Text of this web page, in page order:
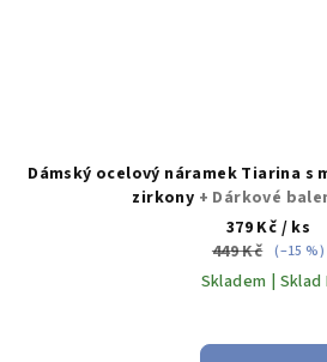
Dámský ocelový náramek Tiarina
zirkony + Dárkové
379 Kč / ks
449 Kč (–15 %)
Skladem | Sklad